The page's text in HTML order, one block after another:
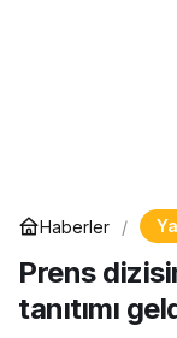
Haberler
Prens
tanıtımı